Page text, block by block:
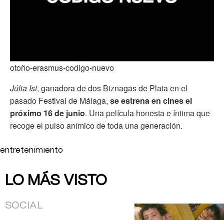
otoño-erasmus-codigo-nuevo
Júlia Ist, ganadora de dos Biznagas de Plata en el
pasado Festival de Málaga, se estrena en cines el
próximo 16 de junio. Una película honesta e íntima que
recoge el pulso anímico de toda una generación.
entretenimiento
LO MÁS VISTO
SOCIAL